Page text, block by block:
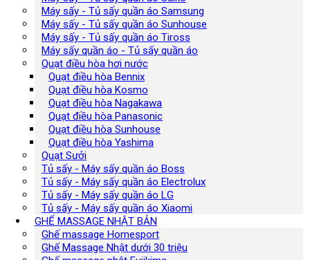
Máy sấy - Tủ sấy quần áo Samsung
Máy sấy - Tủ sấy quần áo Sunhouse
Máy sấy - Tủ sấy quần áo Tiross
Máy sấy quần áo - Tủ sấy quần áo
Quạt điều hòa hơi nước
Quạt điều hòa Bennix
Quạt điều hòa Kosmo
Quạt điều hòa Nagakawa
Quạt điều hòa Panasonic
Quạt điều hòa Sunhouse
Quạt điều hòa Yashima
Quạt Sưởi
Tủ sấy - Máy sấy quần áo Boss
Tủ sấy - Máy sấy quần áo Electrolux
Tủ sấy - Máy sấy quần áo LG
Tủ sấy - Máy sấy quần áo Xiaomi
GHẾ MASSAGE NHẬT BẢN
Ghế massage Homesport
Ghế Massage Nhật dưới 30 triệu